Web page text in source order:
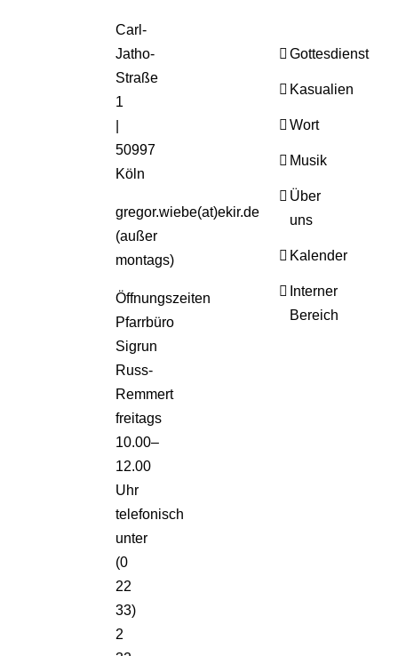
Carl-
Jatho-
Straße
1
50997
Köln
gregor.wiebe(at)ekir.de
(außer
montags)
Öffnungszeiten
Pfarrbüro
Sigrun
Russ-
Remmert
freitags
10.00–
12.00
Uhr
telefonisch
unter
(0
22
33)
2
Gottesdienst
Kasualien
Wort
Musik
Über
uns
Kalender
Interner
Bereich